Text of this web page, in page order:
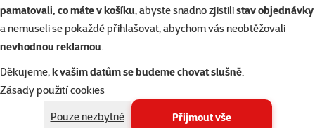
pamatovali, co máte v košíku, abyste snadno zjistilistav objednávky
a nemuseli se pokaždé přihlašovat, abychom vás neobtěžovali
nevhodnou reklamou.
Děkujeme,k vašim datům se budeme chovat slušně.
Zásady použití cookies
Pouze nezbytné
Přijmout vše
Napište nám
eshop@superzoo.cz
321 000 180
Online chat
jsme vám blízko